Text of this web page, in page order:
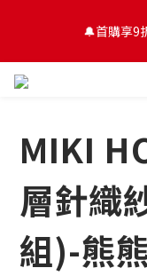
🔔首購享9
😍FUN暑假！童裝開
MIKI
層針織
組)-熊